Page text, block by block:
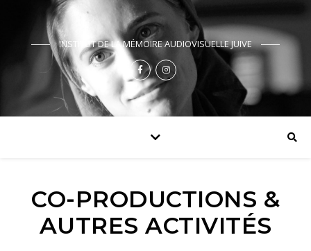
INSTITUT DE LA MÉMOIRE AUDIOVISUELLE JUIVE
CO-PRODUCTIONS &
AUTRES ACTIVITÉS